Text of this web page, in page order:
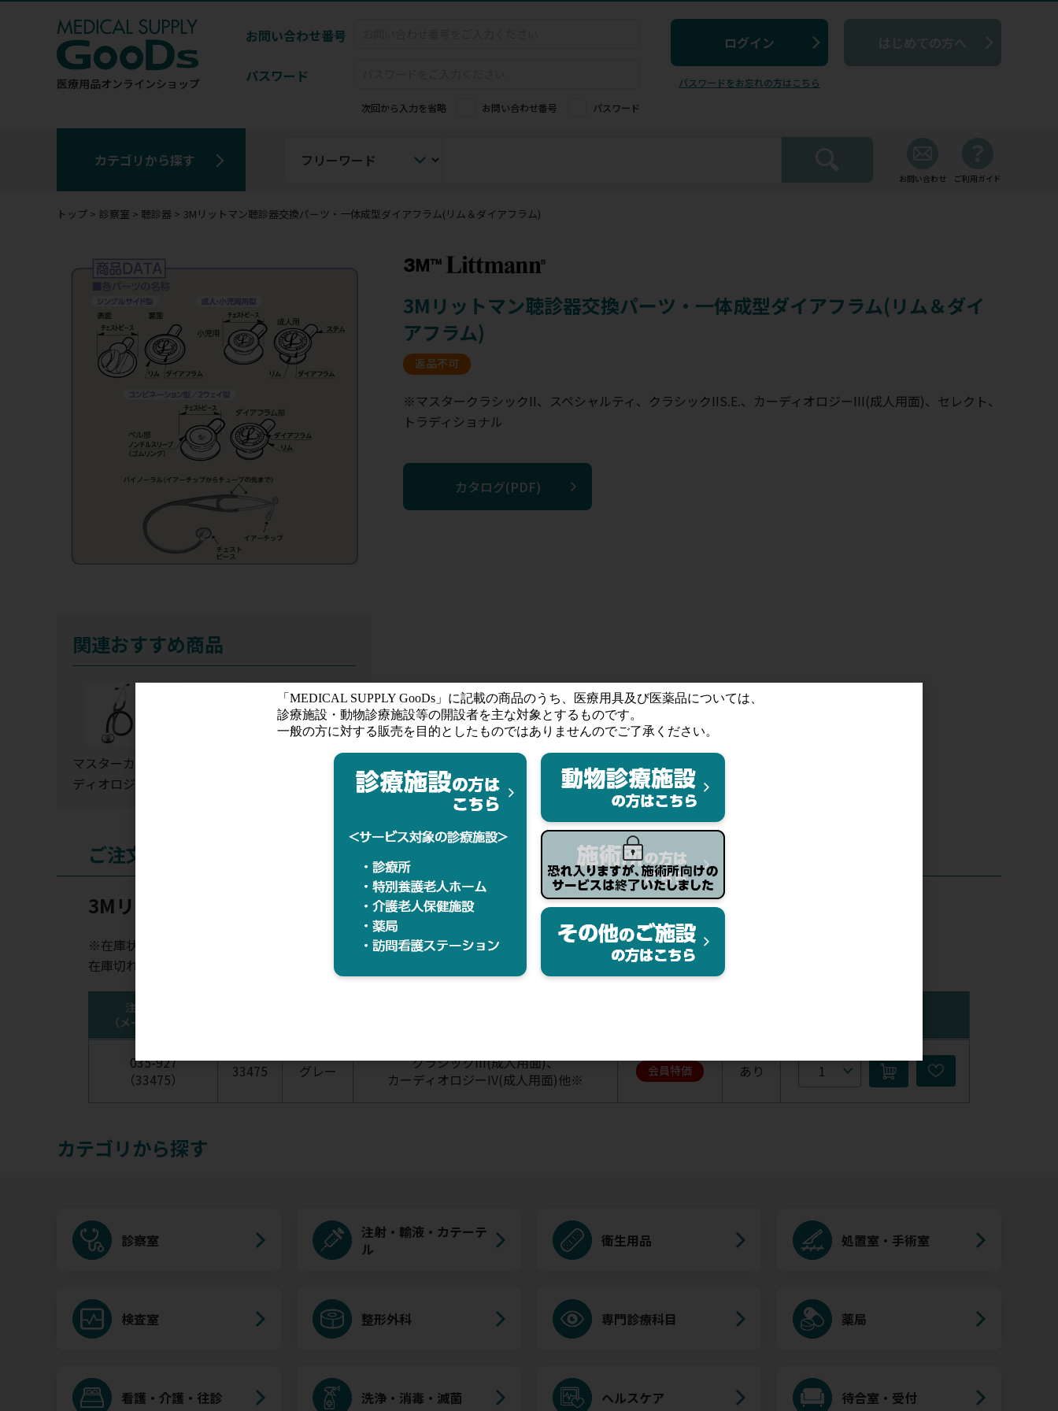
医療用品オンラインショップ
お問い合わせ番号
パスワード
次回から入力を省略 お問い合わせ番号 パスワード
パスワードをお忘れの方はこちら
はじめての方へ
カテゴリから探す
お問い合わせ ご利用ガイド
トップ 診察室 聴診器 3Mリットマン聴診器交換パーツ・一体成型ダイアフラム(リム＆ダイアフラム)
関連おすすめ商品
マスターカー
ディオロジー
クラシックIII ス
3Mリットマン聴診器交換パーツ・一体成型ダイアフラム(リム＆ダイ
アフラム)
返品不可
※マスタークラシックII、スペシャルティ、クラシックIIS.E.、カーディオロジーIII(成人用面)、セレクト、
トラディショナル
カタログ(PDF)
ご注文
3Mリットマン聴診器交換パーツ・一体成型ダイアフラム(リム＆ダイアフラム)
※在庫状況表示はあくまでも目安となります。
在庫切れの場合はお時間を頂く場合がございます。ご購入ならびにお気に入りの登録にはログインが必要です。
注文コード
（メーカー品番）
035-927
（33475）
33475 グレー
クラシックIII(成人用面)、
カーディオロジーIV(成人用面)他※
会員特価 あり
カテゴリから探す
診察室
注射・輸液・カテーテ
ル
衛生用品 処置室・手術室
検査室 整形外科 専門診療科目 薬局
看護・介護・往診 洗浄・消毒・滅菌 ヘルスケア 待合室・受付